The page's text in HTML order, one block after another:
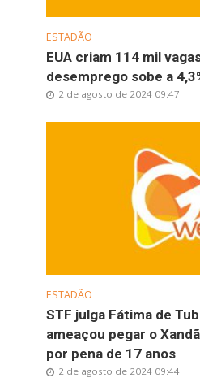
ESTADÃO
EUA criam 114 mil
desemprego sobe a
2 de agosto de 2024 09:47
ESTADÃO
STF julga Fátima de
ameaçou pegar o
por pena de 17 anos
2 de agosto de 2024 09:44